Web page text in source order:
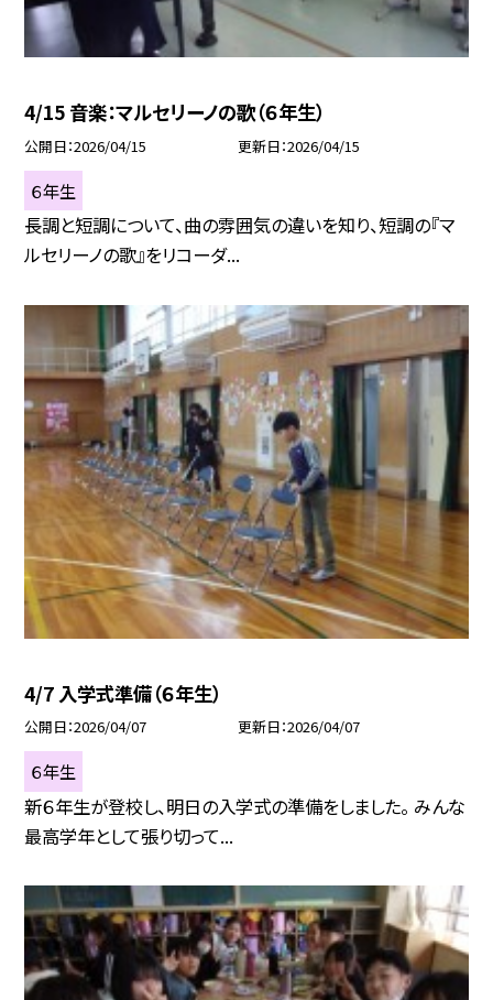
4/15 音楽：マルセリーノの歌（６年生）
公開日 2026/04/15 更新日 2026/04/15
６年生
長調と短調について、曲の雰囲気の違いを知り、短調の『マ
ルセリーノの歌』をリコーダ...
4/7 入学式準備（６年生）
公開日 2026/04/07 更新日 2026/04/07
６年生
新６年生が登校し、明日の入学式の準備をしました。 みんな
最高学年として張り切って...